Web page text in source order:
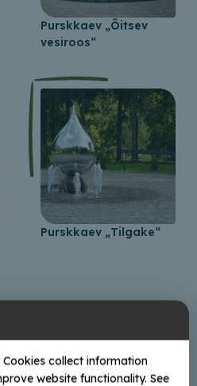
Purskkaev „Õitsev
vesiroos“
Purskkaev „Tilgake“
Krahvinna sild ja
Armastuse puu
Cookies collect information
website functionality. See